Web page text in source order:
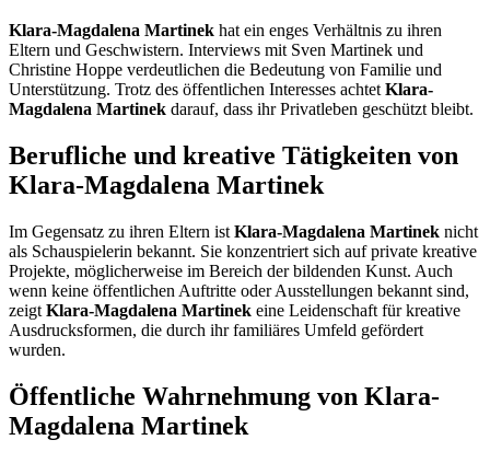
Klara-Magdalena Martinek hat ein enges Verhältnis zu ihren
Eltern und Geschwistern. Interviews mit Sven Martinek und
Christine Hoppe verdeutlichen die Bedeutung von Familie und
Unterstützung. Trotz des öffentlichen Interesses achtetKlara-
Magdalena Martinek darauf, dass ihr Privatleben geschützt bleibt.
Berufliche und kreative Tätigkeiten von
Klara-Magdalena Martinek
Im Gegensatz zu ihren Eltern ist Klara-Magdalena Martinek nicht
als Schauspielerin bekannt. Sie konzentriert sich auf private kreative
Projekte, möglicherweise im Bereich der bildenden Kunst. Auch
wenn keine öffentlichen Auftritte oder Ausstellungen bekannt sind,
zeigt Klara-Magdalena Martinek eine Leidenschaft für kreative
Ausdrucksformen, die durch ihr familiäres Umfeld gefördert
wurden.
Öffentliche Wahrnehmung von Klara-
Magdalena Martinek